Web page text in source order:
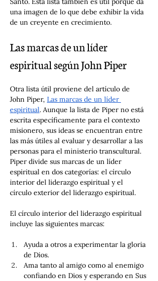
una imagen de lo que debe exhibir la vida
de un creyente en crecimiento.
Las marcas de un líder
espiritual según John Piper
Otra lista útil proviene del artículo de
John Piper, Las marcas de un líder
espiritual. Aunque la lista de Piper no está
escrita específicamente para el contexto
misionero, sus ideas se encuentran entre
las más útiles al evaluar y desarrollar a las
personas para el ministerio transcultural.
Piper divide sus marcas de un líder
espiritual en dos categorías: el círculo
interior del liderazgo espiritual y el
círculo exterior del liderazgo espiritual.
El círculo interior del liderazgo espiritual
incluye las siguientes marcas:
Ayuda a otros a experimentar la gloria
de Dios.
Ama tanto al amigo como al enemigo
confiando en Dios y esperando en Sus